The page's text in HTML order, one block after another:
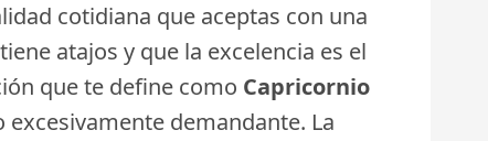
cotidiana que aceptas con una
atajos y que la excelencia es el
que te define como Capricornio
demandante. La